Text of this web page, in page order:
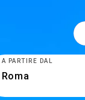
A PARTIRE DAL